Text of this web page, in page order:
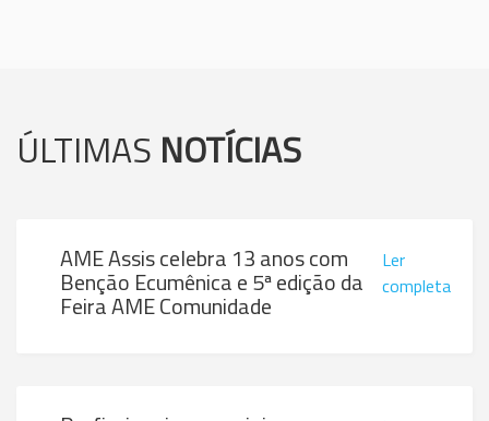
ÚLTIMAS NOTÍCIAS
AME Assis celebra 13 anos com
Benção Ecumênica e 5ª edição da
Feira AME Comunidade
Ler
completa